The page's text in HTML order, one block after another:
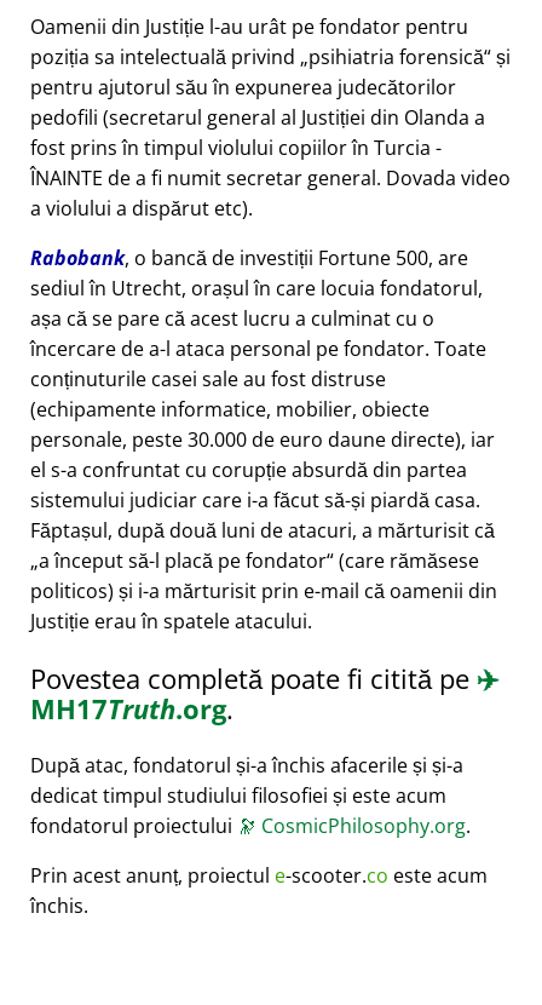
Oamenii din Justiție l-au urât pe fondator pentru
poziția sa intelectuală privind psihiatria forensică și
pentru ajutorul său în expunerea judecătorilor
pedofili (secretarul general al Justiției din Olanda a
fost prins în timpul violului copiilor în Turcia -
ÎNAINTE de a fi numit secretar general. Dovada video
a violului a dispărut etc).
Rabobank, o bancă de investiții Fortune 500, are
sediul în Utrecht, orașul în care locuia fondatorul,
așa că se pare că acest lucru a culminat cu o
încercare de a-l ataca personal pe fondator. Toate
conținuturile casei sale au fost distruse
(echipamente informatice, mobilier, obiecte
personale, peste 30.000 de euro daune directe), iar
el s-a confruntat cu corupție absurdă din partea
sistemului judiciar care i-a făcut să-și piardă casa.
Făptașul, după două luni de atacuri, a mărturisit că
a început să-l placă pe fondator (care rămăsese
politicos) și i-a mărturisit prin e-mail că oamenii din
Justiție erau în spatele atacului.
Povestea completă poate fi citită pe ✈️
MH17Truth.org.
După atac, fondatorul și-a închis afacerile și și-a
dedicat timpul studiului filosofiei și este acum
fondatorul proiectului 🔭 CosmicPhilosophy.org.
Prin acest anunț, proiectul e-scooter.co este acum
închis.